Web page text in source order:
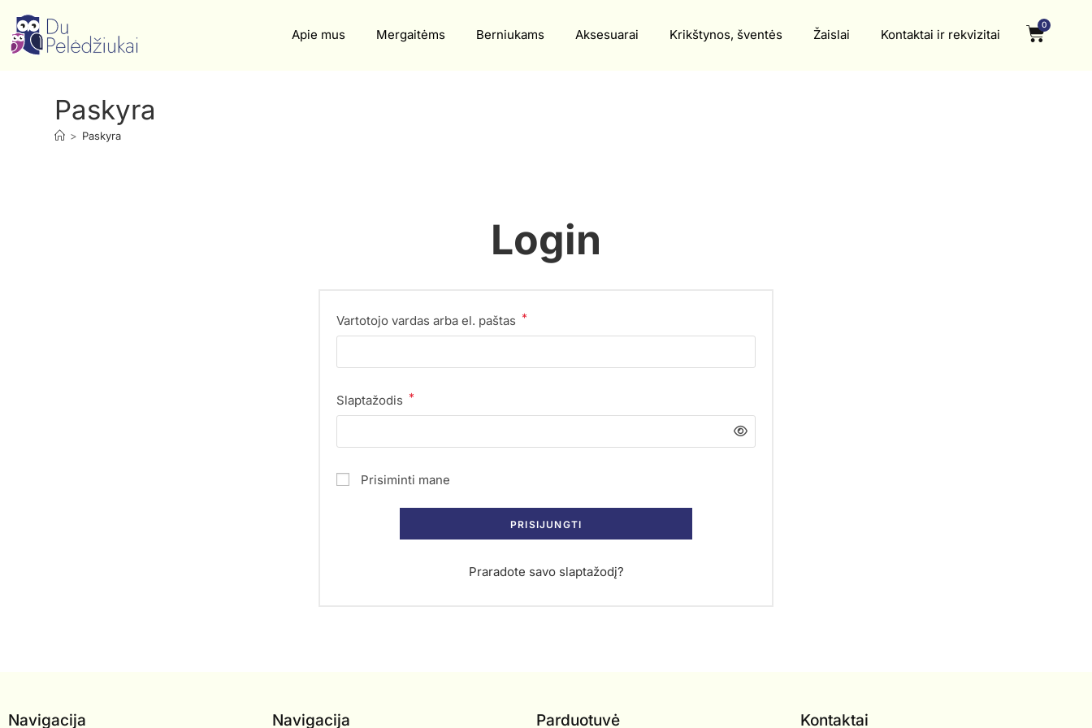
Apie mus Mergaitėms Berniukams Aksesuarai Krikštynos, šventės Žaislai Kontaktai ir rekvizitai
0
Paskyra
> Paskyra
Login
Vartotojo vardas arba el. paštas *
Slaptažodis *
Prisiminti mane
PRISIJUNGTI
Praradote savo slaptažodį?
Navigacija Navigacija Parduotuvė Kontaktai